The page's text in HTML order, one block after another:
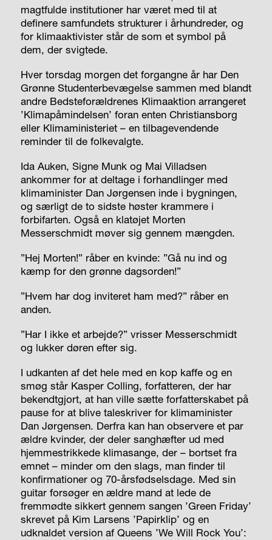
magtfulde institutioner har været med til at
definere samfundets strukturer i århundreder, og
for klimaaktivister står de som et symbol på
dem, der svigtede.
Hver torsdag morgen det forgangne år har Den
Grønne Studenterbevægelse sammen med blandt
andre Bedsteforældrenes Klimaaktion arrangeret
’Klimapåmindelsen’ foran enten Christiansborg
eller Klimaministeriet – en tilbagevendende
reminder til de folkevalgte.
Ida Auken, Signe Munk og Mai Villadsen
ankommer for at deltage i forhandlinger med
klimaminister Dan Jørgensen inde i bygningen,
og særligt de to sidste høster krammere i
forbifarten. Også en klatøjet Morten
Messerschmidt møver sig gennem mængden.
”Hej Morten!” råber en kvinde: ”Gå nu ind og
kæmp for den grønne dagsorden!”
”Hvem har dog inviteret ham med?” råber en
anden.
”Har I ikke et arbejde?” vrisser Messerschmidt
og lukker døren efter sig.
I udkanten af det hele med en kop kaffe og en
smøg står Kasper Colling, forfatteren, der har
bekendtgjort, at han ville sætte forfatterskabet på
pause for at blive taleskriver for klimaminister
Dan Jørgensen. Derfra kan han observere et par
ældre kvinder, der deler sanghæfter ud med
hjemmestrikkede klimasange, der – bortset fra
emnet – minder om den slags, man finder til
konfirmationer og 70-årsfødselsdage. Med sin
guitar forsøger en ældre mand at lede de
fremmødte sikkert gennem sangen ’Green Friday’
skrevet på Kim Larsens ’Papirklip’ og en
udknaldet version af Queens ’We Will Rock You’: